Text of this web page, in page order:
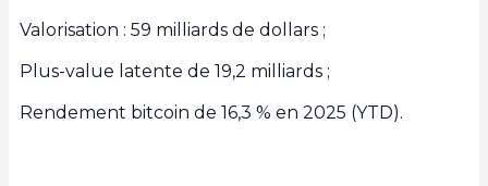
Valorisation : 59 milliards de dollars ;
Plus-value latente de 19,2 milliards ;
Rendement bitcoin de 16,3 % en 2025 (YTD).